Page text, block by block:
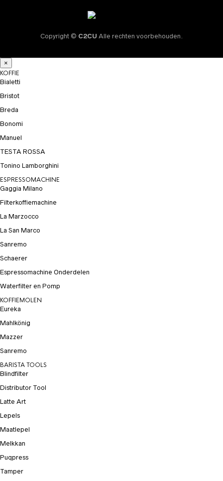
Copyright © C2CU Alle rechten voorbehouden.
×
KOFFIE
Bialetti
Bristot
Breda
Bonomi
Manuel
TESTA ROSSA
Tonino Lamborghini
ESPRESSOMACHINE
Gaggia Milano
Filterkoffiemachine
La Marzocco
La San Marco
Sanremo
Schaerer
Espressomachine Onderdelen
Waterfilter en Pomp
KOFFIEMOLEN
Eureka
Mahlkönig
Mazzer
Sanremo
BARISTA TOOLS
Blindfilter
Distributor Tool
Latte Art
Lepels
Maatlepel
Melkkan
Puqpress
Tamper